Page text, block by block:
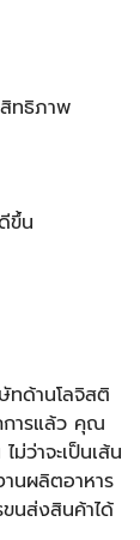
ทธิภาพ
ขึ้น
ทด้านโลจิสติ
ารแล้ว คุณ
ว่าจะเป็นเส้น
นผลิตอาหาร
นส่งสินค้าได้